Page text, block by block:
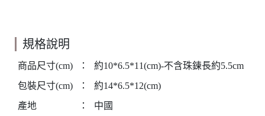
規格說明
商品尺寸(cm) ：
約10*6.5*11(cm)-不含珠鍊長約5.5cm
包裝尺寸(cm)
：
約14*6.5*12(cm)
產地
：
中國